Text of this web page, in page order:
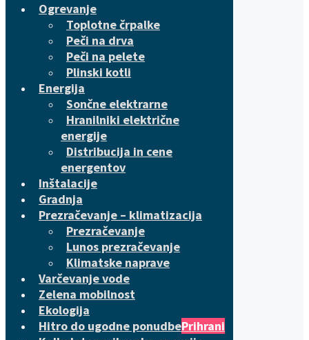
Ogrevanje
Toplotne črpalke
Peči na drva
Peči na pelete
Plinski kotli
Energija
Sončne elektrarne
Hranilniki električne
energije
Distribucija in cene
energentov
Inštalacije
Gradnja
Prezračevanje – klimatizacija
Prezračevanje
Lunos prezračevanje
Klimatske naprave
Varčevanje vode
Zelena mobilnost
Ekologija
Hitro do ugodne ponudbePrihrani